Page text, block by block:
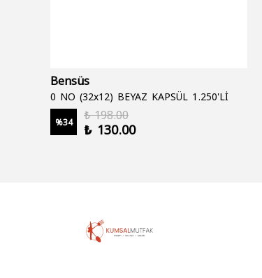
Bensüs
0 NO (32x12) BEYAZ KAPSÜL 1.250'Lİ
%34
₺ 198.00
₺ 130.00